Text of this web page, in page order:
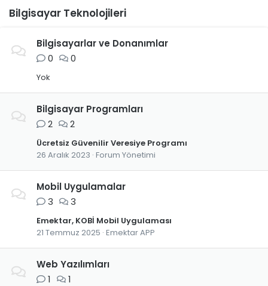
Bilgisayar Teknolojileri
Bilgisayarlar ve Donanımlar
0
0
Yok
Bilgisayar Programları
2
2
Ücretsiz Güvenilir Veresiye Programı
26 Aralık 2023 Forum Yönetimi
Mobil Uygulamalar
3
3
Emektar, KOBİ Mobil Uygulaması
21 Temmuz 2025 Emektar APP
Web Yazılımları
1
1